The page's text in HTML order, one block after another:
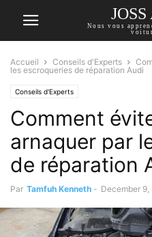
Nous vous
Accueil Conseils d'Experts
les escroqueries de réparation Audi
Conseils d'Experts
Comment
arnaquer par
de réparation
Par Tamfuh Kenneth - December 9,